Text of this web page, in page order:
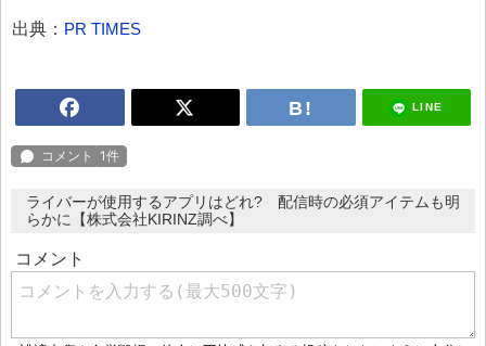
出典： PR TIMES
LINE
ライバーが使用するアプリはどれ? 配信時の必須アイテムも明
らかに【株式会社KIRINZ調べ】